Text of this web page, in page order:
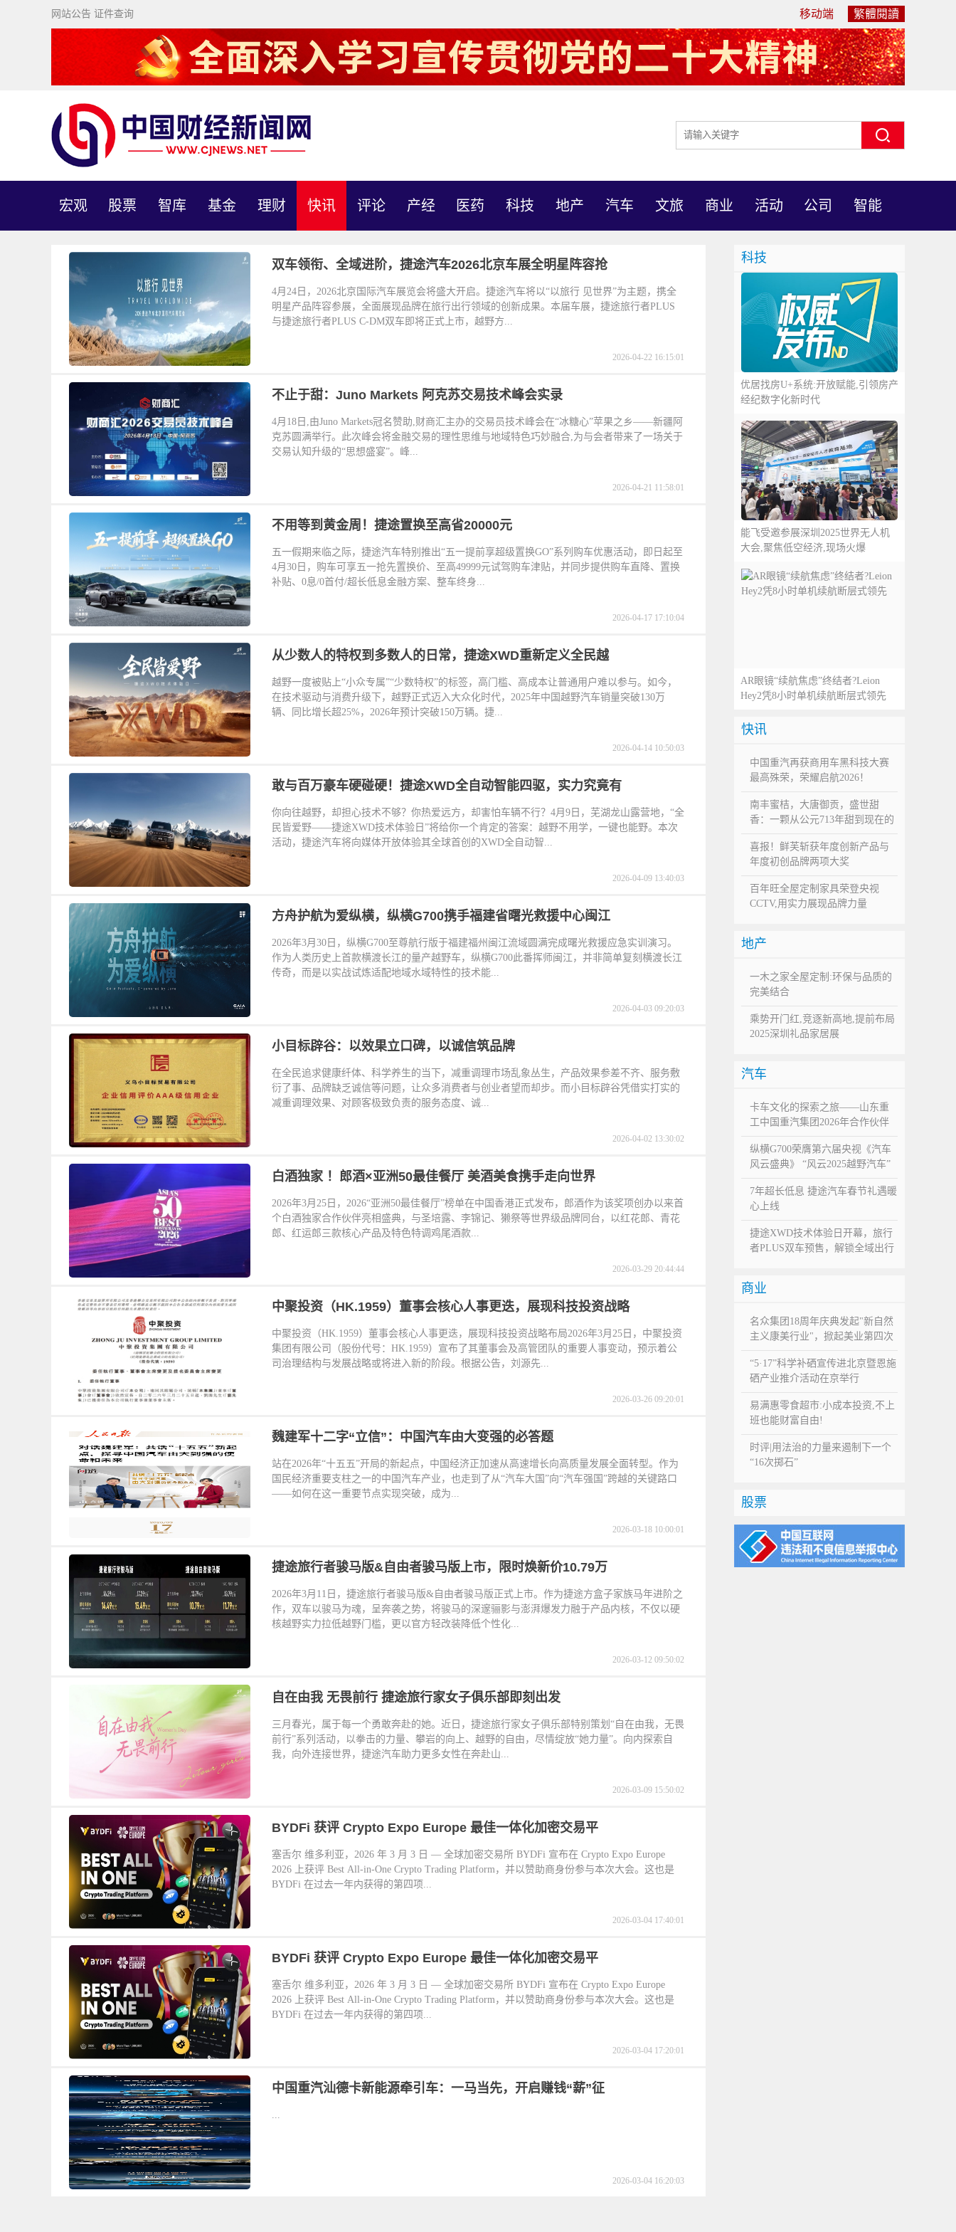
网站公告 证件查询 移动端 繁體閱讀
宏观 股票 智库 基金 理财 快讯 评论 产经 医药 科技 地产 汽车 文旅 商业 活动 公司 智能
双车领衔、全域进阶，捷途汽车2026北京车展全明星阵容抢
4月24日，2026北京国际汽车展览会将盛大开启。捷途汽车将以“以旅行 见世界”为主题，携全
明星产品阵容参展，全面展现品牌在旅行出行领域的创新成果。本届车展，捷途旅行者PLUS
与捷途旅行者PLUS C-DM双车即将正式上市，越野方...
2026-04-22 16:15:01
不止于甜：Juno Markets 阿克苏交易技术峰会实录
4月18日,由Juno Markets冠名赞助,财商汇主办的交易员技术峰会在“冰糖心”苹果之乡——新疆阿
克苏圆满举行。此次峰会将金融交易的理性思维与地域特色巧妙融合,为与会者带来了一场关于
交易认知升级的“思想盛宴”。峰...
2026-04-21 11:58:01
不用等到黄金周！捷途置换至高省20000元
五一假期来临之际，捷途汽车特别推出“五一提前享超级置换GO”系列购车优惠活动，即日起至
4月30日，购车可享五一抢先置换价、至高49999元试驾购车津贴，并同步提供购车直降、置换
补贴、0息/0首付/超长低息金融方案、整车终身...
2026-04-17 17:10:04
从少数人的特权到多数人的日常，捷途XWD重新定义全民越
越野一度被贴上“小众专属”“少数特权”的标签，高门槛、高成本让普通用户难以参与。如今，
在技术驱动与消费升级下，越野正式迈入大众化时代，2025年中国越野汽车销量突破130万
辆、同比增长超25%，2026年预计突破150万辆。捷...
2026-04-14 10:50:03
敢与百万豪车硬碰硬！捷途XWD全自动智能四驱，实力究竟有
你向往越野，却担心技术不够？你热爱远方，却害怕车辆不行？4月9日，芜湖龙山露营地，“全
民皆爱野——捷途XWD技术体验日”将给你一个肯定的答案：越野不用学，一键也能野。本次
活动，捷途汽车将向媒体开放体验其全球首创的XWD全自动智...
2026-04-09 13:40:03
方舟护航为爱纵横，纵横G700携手福建省曙光救援中心闽江
2026年3月30日，纵横G700至尊航行版于福建福州闽江流域圆满完成曙光救援应急实训演习。
作为人类历史上首款横渡长江的量产越野车，纵横G700此番挥师闽江，并非简单复刻横渡长江
传奇，而是以实战试炼适配地域水域特性的技术能...
2026-04-03 09:20:03
小目标辟谷：以效果立口碑，以诚信筑品牌
在全民追求健康纤体、科学养生的当下，减重调理市场乱象丛生，产品效果参差不齐、服务敷
衍了事、品牌缺乏诚信等问题，让众多消费者与创业者望而却步。而小目标辟谷凭借实打实的
减重调理效果、对顾客极致负责的服务态度、诚...
2026-04-02 13:30:02
白酒独家 ！郎酒×亚洲50最佳餐厅 美酒美食携手走向世界
2026年3月25日，2026“亚洲50最佳餐厅”榜单在中国香港正式发布，郎酒作为该奖项创办以来首
个白酒独家合作伙伴亮相盛典，与圣培露、李锦记、獭祭等世界级品牌同台，以红花郎、青花
郎、红运郎三款核心产品及特色特调鸡尾酒款...
2026-03-29 20:44:44
中聚投资（HK.1959）董事会核心人事更迭，展现科技投资战略
中聚投资（HK.1959）董事会核心人事更迭，展现科技投资战略布局2026年3月25日，中聚投资
集团有限公司（股份代号：HK.1959）宣布了其董事会及高管团队的重要人事变动，预示着公
司治理结构与发展战略或将进入新的阶段。根据公告，刘源先...
2026-03-26 09:20:01
魏建军十二字“立信”：中国汽车由大变强的必答题
站在2026年“十五五”开局的新起点，中国经济正加速从高速增长向高质量发展全面转型。作为
国民经济重要支柱之一的中国汽车产业，也走到了从“汽车大国”向“汽车强国”跨越的关键路口
——如何在这一重要节点实现突破，成为...
2026-03-18 10:00:01
捷途旅行者骏马版&自由者骏马版上市，限时焕新价10.79万
2026年3月11日，捷途旅行者骏马版&自由者骏马版正式上市。作为捷途方盒子家族马年进阶之
作，双车以骏马为魂，呈奔袭之势，将骏马的深邃骊影与澎湃爆发力融于产品内核，不仅以硬
核越野实力拉低越野门槛，更以官方轻改装降低个性化...
2026-03-12 09:50:02
自在由我 无畏前行 捷途旅行家女子俱乐部即刻出发
三月春光，属于每一个勇敢奔赴的她。近日，捷途旅行家女子俱乐部特别策划“自在由我，无畏
前行”系列活动，以拳击的力量、攀岩的向上、越野的自由，尽情绽放“她力量”。向内探索自
我，向外连接世界，捷途汽车助力更多女性在奔赴山...
2026-03-09 15:50:02
BYDFi 获评 Crypto Expo Europe 最佳一体化加密交易平
塞舌尔 维多利亚，2026 年 3 月 3 日 — 全球加密交易所 BYDFi 宣布在 Crypto Expo Europe
2026 上获评 Best All-in-One Crypto Trading Platform，并以赞助商身份参与本次大会。这也是
BYDFi 在过去一年内获得的第四项...
2026-03-04 17:40:01
BYDFi 获评 Crypto Expo Europe 最佳一体化加密交易平
塞舌尔 维多利亚，2026 年 3 月 3 日 — 全球加密交易所 BYDFi 宣布在 Crypto Expo Europe
2026 上获评 Best All-in-One Crypto Trading Platform，并以赞助商身份参与本次大会。这也是
BYDFi 在过去一年内获得的第四项...
2026-03-04 17:20:01
中国重汽汕德卡新能源牵引车：一马当先，开启赚钱“薪”征
...
2026-03-04 16:20:03
科技
优居找房U+系统:开放赋能,引领房产
经纪数字化新时代
能飞受邀参展深圳2025世界无人机
大会,聚焦低空经济,现场火爆
AR眼镜“续航焦虑”终结者?Leion
Hey2凭8小时单机续航断层式领先
快讯
中国重汽再获商用车黑科技大赛
最高殊荣，荣耀启航2026！
南丰蜜桔，大唐御贡，盛世甜
香：一颗从公元713年甜到现在的
喜报！鲜芙斩获年度创新产品与
年度初创品牌两项大奖
百年旺全屋定制家具荣登央视
CCTV,用实力展现品牌力量
地产
一木之家全屋定制:环保与品质的
完美结合
乘势开门红,竞逐新高地,提前布局
2025深圳礼品家居展
汽车
卡车文化的探索之旅——山东重
工中国重汽集团2026年合作伙伴
纵横G700荣膺第六届央视《汽车
风云盛典》 “风云2025越野汽车”
7年超长低息 捷途汽车春节礼遇暖
心上线
捷途XWD技术体验日开幕，旅行
者PLUS双车预售，解锁全域出行
商业
名众集团18周年庆典发起"新自然
主义康美行业"，掀起美业第四次
“5·17”科学补硒宣传进北京暨恩施
硒产业推介活动在京举行
易满惠零食超市:小成本投资,不上
班也能财富自由!
时评|用法治的力量来遏制下一个
“16次掷石”
股票